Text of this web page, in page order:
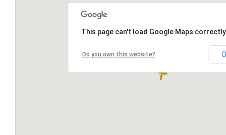
This page can't load Google Maps
Do you own this website?